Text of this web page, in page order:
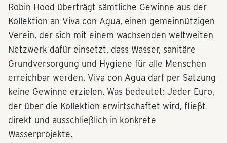
Robin Hood überträgt sämtliche Gewinne aus der
Kollektion an Viva con Agua, einen gemeinnützigen
Verein, der sich mit einem wachsenden weltweiten
Netzwerk dafür einsetzt, dass Wasser, sanitäre
Grundversorgung und Hygiene für alle Menschen
erreichbar werden. Viva con Agua darf per Satzung
keine Gewinne erzielen. Was bedeutet: Jeder Euro,
der über die Kollektion erwirtschaftet wird, fließt
direkt und ausschließlich in konkrete
Wasserprojekte.